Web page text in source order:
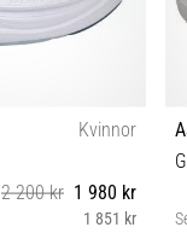
Kvinnor
2 200 kr 1 980 kr
1 851 kr